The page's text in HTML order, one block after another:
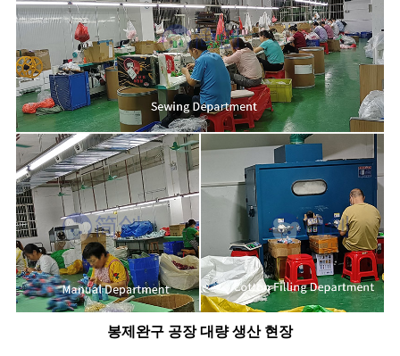
봉제완구 공장 대량 생산 현장